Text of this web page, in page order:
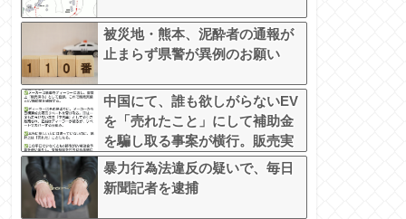
被災地・熊本、泥酔者の通報が
止まらず県警が異例のお願い
中国にて、誰も欲しがらないEV
を「売れたこと」にして補助金
を騙し取る事案が横行。販売実
績水増し
暴力行為法違反の疑いで、毎日
新聞記者を逮捕